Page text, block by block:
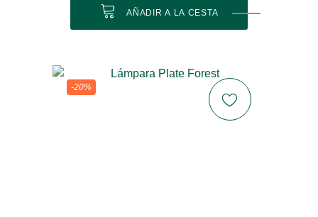
AÑADIR A LA CESTA
-20%